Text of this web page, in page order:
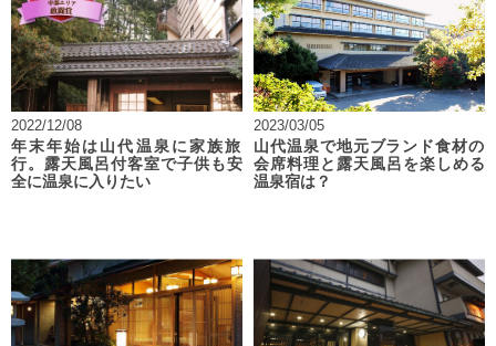
2022/12/08
年末年始は山代温泉に家族旅
行。露天風呂付客室で子供も安
全に温泉に入りたい
2023/03/05
山代温泉で地元ブランド食材の
会席料理と露天風呂を楽しめる
温泉宿は？